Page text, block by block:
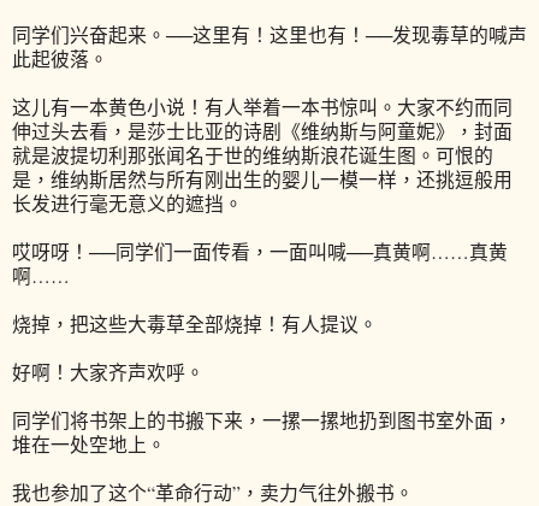
同学们兴奋起来。──这里有！这里也有！──发现毒草的喊声
此起彼落。
这儿有一本黄色小说！有人举着一本书惊叫。大家不约而同
伸过头去看，是莎士比亚的诗剧《维纳斯与阿童妮》，封面
就是波提切利那张闻名于世的维纳斯浪花诞生图。可恨的
是，维纳斯居然与所有刚出生的婴儿一模一样，还挑逗般用
长发进行毫无意义的遮挡。
哎呀呀！──同学们一面传看，一面叫喊──真黄啊……真黄
啊……
烧掉，把这些大毒草全部烧掉！有人提议。
好啊！大家齐声欢呼。
同学们将书架上的书搬下来，一摞一摞地扔到图书室外面，
堆在一处空地上。
我也参加了这个“革命行动”，卖力气往外搬书。